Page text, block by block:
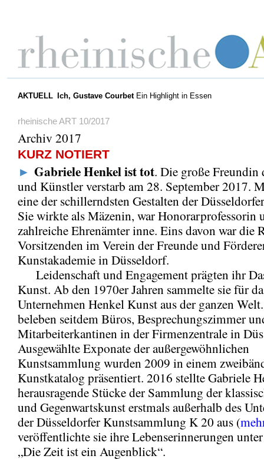
AKTUELL Ich, Gustave CourbetEin Highlight in Essen
rheinische ART 10/2017
Archiv 2017
KURZ NOTIERT
► Gabriele Henkel ist tot. Die große Freundin
und Künstler verstarb am 28. September 2017.
eine der schillerndsten Gestalten der
Sie wirkte als Mäzenin, war Honorarprofessorin
zahlreiche Ehrenämter inne. Eins davon war die
Vorsitzenden im Verein der Freunde und
Kunstakademie in Düsseldorf.
Leidenschaft und Engagement prägten ihr
Kunst. Ab den 1970er Jahren sammelte sie für
Unternehmen Henkel Kunst aus der ganzen
beleben seitdem Büros, Besprechungszimmer
Mitarbeiterkantinen in der Firmenzentrale in
Ausgewählte Exponate der außergewöhnlichen
Kunstsammlung wurden 2009 in einem
Kunstkatalog präsentiert. 2016 stellte Gabriele
herausragende Stücke der Sammlung der
und Gegenwartskunst erstmals außerhalb des
der Düsseldorfer Kunstsammlung K 20 aus (
veröffentlichte sie ihre Lebenserinnerungen
„Die Zeit ist ein Augenblick“.